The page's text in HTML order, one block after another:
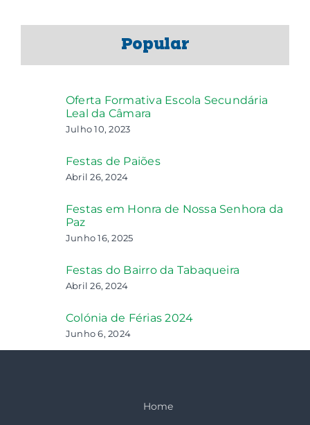
Popular
Oferta Formativa Escola Secundária
Leal da Câmara
Julho 10, 2023
Festas de Paiões
Abril 26, 2024
Festas em Honra de Nossa Senhora da
Paz
Junho 16, 2025
Festas do Bairro da Tabaqueira
Abril 26, 2024
Colónia de Férias 2024
Junho 6, 2024
Home